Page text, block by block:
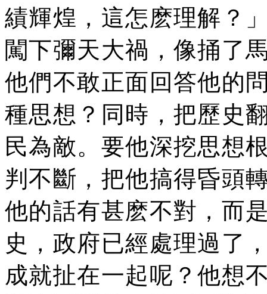
績輝煌，這怎麽理解？
闖下彌天大禍，像捅了
他們不敢正面回答他的
種思想？同時，把歷史
民為敵。要他深挖思想
判不斷，把他搞得昏頭
他的話有甚麽不對，而
史，政府已經處理過了
成就扯在一起呢？他想